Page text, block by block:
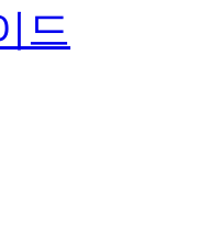
드